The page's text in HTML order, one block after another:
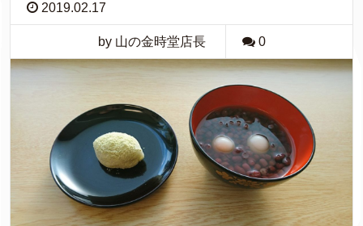
2019.02.17
by 山の金時堂店長 0